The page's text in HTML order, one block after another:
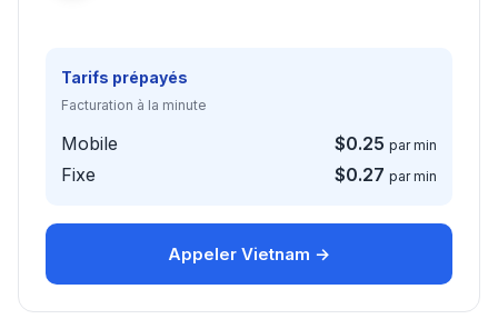
Tarifs prépayés
Facturation à la minute
Mobile $0.25 par min
Fixe $0.27 par min
Appeler Vietnam →